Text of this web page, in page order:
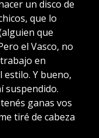
un disco de
que lo
que
el Vasco, no
en
Y bueno,
suspendido.
ganas vos
tiré de cabeza